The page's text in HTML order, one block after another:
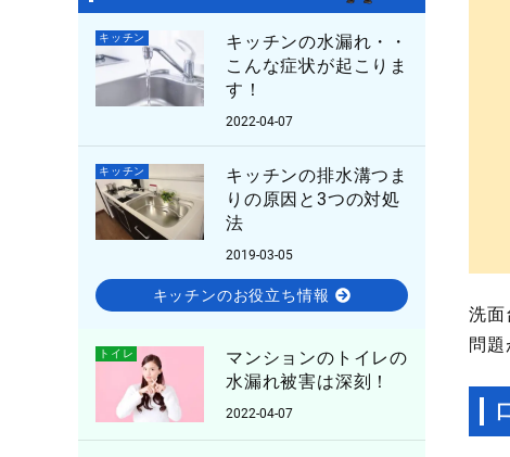
キッチン
キッチンの水漏れ・・
こんな症状が起こりま
す！
2022-04-07
キッチン
キッチンの排水溝つま
りの原因と3つの対処
法
2019-03-05
キッチンのお役立ち情報
トイレ
マンションのトイレの
水漏れ被害は深刻！
2022-04-07
洗面
問題